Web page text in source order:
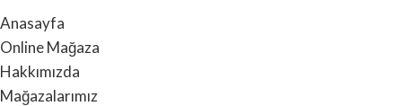
Anasayfa
Online Mağaza
Hakkımızda
Mağazalarımız